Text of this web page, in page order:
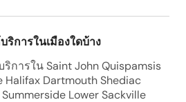
ริการในเมืองใดบ้าง
การใน Saint John Quispamsis
Halifax Dartmouth Shediac
Lower Sackville